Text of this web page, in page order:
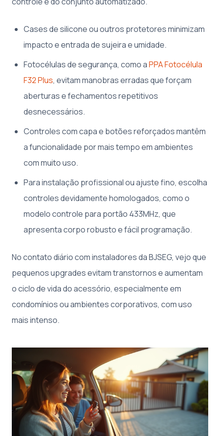
Cases de silicone ou outros protetores minimizam
impacto e entrada de sujeira e umidade.
Fotocélulas de segurança, como aPPA Fotocélula
F32 Plus, evitam manobras erradas que forçam
aberturas e fechamentos repetitivos
desnecessários.
Controles com capa e botões reforçados mantêm
a funcionalidade por mais tempo em ambientes
com muito uso.
Para instalação profissional ou ajuste fino, escolha
controles devidamente homologados, como o
modelo controle para portão 433MHz, que
apresenta corpo robusto e fácil programação.
No contato diário com instaladores da BJSEG, vejo que
pequenos upgrades evitam transtornos e aumentam
o ciclo de vida do acessório, especialmente em
condomínios ou ambientes corporativos, com uso
mais intenso.